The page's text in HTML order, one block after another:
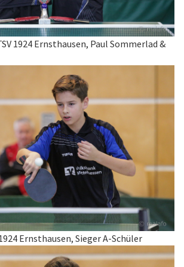
1924 Ernsthausen, Paul Sommerlad &
Ernsthausen, Sieger A-Schüler